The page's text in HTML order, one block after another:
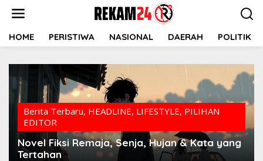
HOME PERISTIWA NASIONAL DAERAH POLITIK
Berita Terbaru, HEADLINE, LIFESTYLE, PILIHAN
EDITOR
Novel Fiksi Remaja, Senja, Hujan & Kata yang
Tertahan